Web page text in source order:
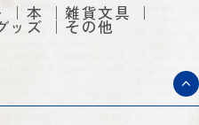
本 雑貨文具
ッズ その他